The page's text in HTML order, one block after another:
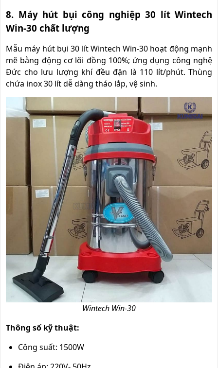
8. Máy hút bụi công nghiệp 30 lít Wintech
Win-30 chất lượng
Mẫu máy hút bụi 30 lít Wintech Win-30 hoạt động mạnh
mẽ bằng động cơ lõi đồng 100%; ứng dụng công nghệ
Đức cho lưu lượng khí đều đặn là 110 lít/phút. Thùng
chứa inox 30 lít dễ dàng tháo lắp, vệ sinh.
Wintech Win-30
Thông số kỹ thuật:
Công suất: 1500W